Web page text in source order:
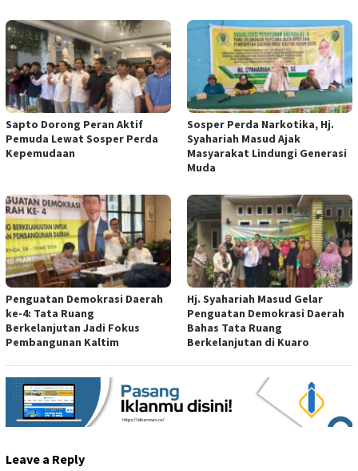
Sapto Dorong Peran Aktif
Pemuda Lewat Sosper Perda
Kepemudaan
Sosper Perda Narkotika, Hj.
Syahariah Masud Ajak
Masyarakat Lindungi Generasi
Muda
Penguatan Demokrasi Daerah
ke-4: Tata Ruang
Berkelanjutan Jadi Fokus
Pembangunan Kaltim
Hj. Syahariah Masud Gelar
Penguatan Demokrasi Daerah
Bahas Tata Ruang
Berkelanjutan di Kuaro
Leave a Reply